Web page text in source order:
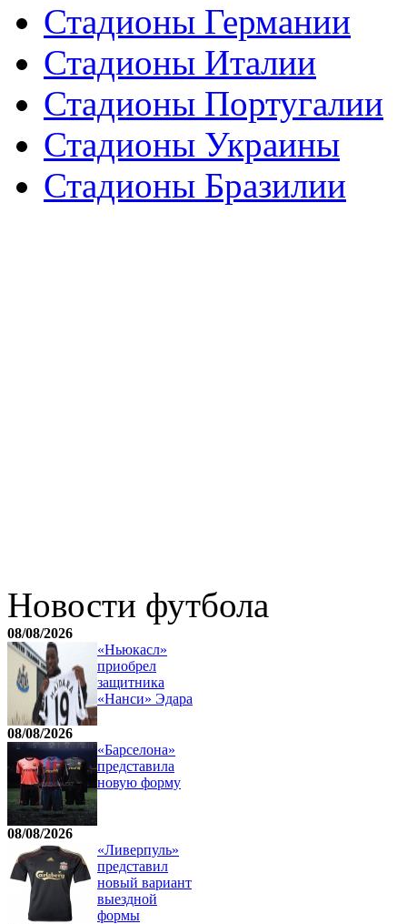
Стадионы Германии
Стадионы Италии
Стадионы Португалии
Стадионы Украины
Стадионы Бразилии
Новости футбола
08/08/2026
«Ньюкасл»
приобрел
защитника
«Нанси» Эдара
08/08/2026
«Барселона»
представила
новую форму
08/08/2026
«Ливерпуль»
представил
новый вариант
выездной
формы